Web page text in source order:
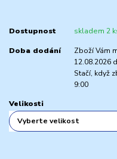
Dostupnost skladem 2
Doba dodání
Zboží Vám
12.08.2026
Stačí, když
9:00
Velikosti